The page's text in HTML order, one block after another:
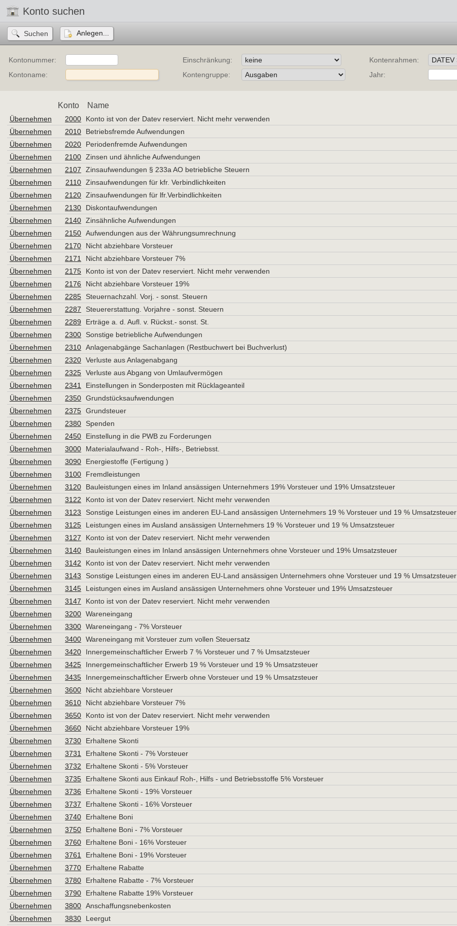
Konto suchen
Anlegen...
Kontonummer: Einschränkung: Kontenrahmen:
Kontoname:
Kontengruppe: Jahr:
Konto Name
Übernehmen 2000 Konto ist von der Datev reserviert. Nicht mehr verwenden
Übernehmen
2010 Betriebsfremde Aufwendungen
Übernehmen
2020 Periodenfremde Aufwendungen
Übernehmen
2100 Zinsen und ähnliche Aufwendungen
Übernehmen
2107 Zinsaufwendungen § 233a AO betriebliche Steuern
Übernehmen
2110 Zinsaufwendungen für kfr. Verbindlichkeiten
Übernehmen
2120 Zinsaufwendungen für lfr.Verbindlichkeiten
Übernehmen
2130 Diskontaufwendungen
Übernehmen
2140 Zinsähnliche Aufwendungen
Übernehmen
2150 Aufwendungen aus der Währungsumrechnung
Übernehmen
2170 Nicht abziehbare Vorsteuer
Übernehmen
2171 Nicht abziehbare Vorsteuer 7%
Übernehmen
2175 Konto ist von der Datev reserviert. Nicht mehr verwenden
Übernehmen
2176 Nicht abziehbare Vorsteuer 19%
Übernehmen
2285 Steuernachzahl. Vorj. - sonst. Steuern
Übernehmen
2287 Steuererstattung. Vorjahre - sonst. Steuern
Übernehmen
2289 Erträge a. d. Aufl. v. Rückst.- sonst. St.
Übernehmen
2300 Sonstige betriebliche Aufwendungen
Übernehmen
2310 Anlagenabgänge Sachanlagen (Restbuchwert bei Buchverlust)
Übernehmen
2320 Verluste aus Anlagenabgang
Übernehmen
2325 Verluste aus Abgang von Umlaufvermögen
Übernehmen
2341 Einstellungen in Sonderposten mit Rücklageanteil
Übernehmen
2350 Grundstücksaufwendungen
Übernehmen
2375 Grundsteuer
Übernehmen
2380 Spenden
Übernehmen
2450 Einstellung in die PWB zu Forderungen
Übernehmen
3000 Materialaufwand - Roh-, Hilfs-, Betriebsst.
Übernehmen
3090 Energiestoffe (Fertigung )
Übernehmen
3100 Fremdleistungen
Übernehmen
3120 Bauleistungen eines im Inland ansässigen Unternehmers 19% Vorsteuer und 19% Umsatzsteuer
Übernehmen
3122 Konto ist von der Datev reserviert. Nicht mehr verwenden
Übernehmen
3123 Sonstige Leistungen eines im anderen EU-Land ansässigen Unternehmers 19 % Vorsteuer und 19 % Umsatzsteuer
Übernehmen
3125 Leistungen eines im Ausland ansässigen Unternehmers 19 % Vorsteuer und 19 % Umsatzsteuer
Übernehmen
3127 Konto ist von der Datev reserviert. Nicht mehr verwenden
Übernehmen
3140 Bauleistungen eines im Inland ansässigen Unternehmers ohne Vorsteuer und 19% Umsatzsteuer
Übernehmen
3142 Konto ist von der Datev reserviert. Nicht mehr verwenden
Übernehmen
3143 Sonstige Leistungen eines im anderen EU-Land ansässigen Unternehmers ohne Vorsteuer und 19 % Umsatzsteuer
Übernehmen
3145 Leistungen eines im Ausland ansässigen Unternehmers ohne Vorsteuer und 19% Umsatzsteuer
Übernehmen
3147 Konto ist von der Datev reserviert. Nicht mehr verwenden
Übernehmen
3200 Wareneingang
Übernehmen
3300 Wareneingang - 7% Vorsteuer
Übernehmen
3400 Wareneingang mit Vorsteuer zum vollen Steuersatz
Übernehmen
3420 Innergemeinschaftlicher Erwerb 7 % Vorsteuer und 7 % Umsatzsteuer
Übernehmen
3425 Innergemeinschaftlicher Erwerb 19 % Vorsteuer und 19 % Umsatzsteuer
Übernehmen
3435 Innergemeinschaftlicher Erwerb ohne Vorsteuer und 19 % Umsatzsteuer
Übernehmen
3600 Nicht abziehbare Vorsteuer
Übernehmen
3610 Nicht abziehbare Vorsteuer 7%
Übernehmen
3650 Konto ist von der Datev reserviert. Nicht mehr verwenden
Übernehmen
3660 Nicht abziehbare Vorsteuer 19%
Übernehmen
3730 Erhaltene Skonti
Übernehmen
3731 Erhaltene Skonti - 7% Vorsteuer
Übernehmen
3732 Erhaltene Skonti - 5% Vorsteuer
Übernehmen
3735 Erhaltene Skonti aus Einkauf Roh-, Hilfs - und Betriebsstoffe 5% Vorsteuer
Übernehmen
3736 Erhaltene Skonti - 19% Vorsteuer
Übernehmen
3737 Erhaltene Skonti - 16% Vorsteuer
Übernehmen
3740 Erhaltene Boni
Übernehmen
3750 Erhaltene Boni - 7% Vorsteuer
Übernehmen
3760 Erhaltene Boni - 16% Vorsteuer
Übernehmen
3761 Erhaltene Boni - 19% Vorsteuer
Übernehmen
3770 Erhaltene Rabatte
Übernehmen
3780 Erhaltene Rabatte - 7% Vorsteuer
Übernehmen
3790 Erhaltene Rabatte 19% Vorsteuer
Übernehmen
3800 Anschaffungsnebenkosten
Übernehmen
3830 Leergut